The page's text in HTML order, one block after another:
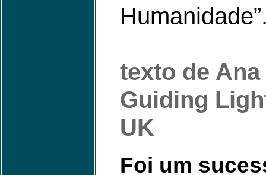
texto de
Guiding
UK
Foi um